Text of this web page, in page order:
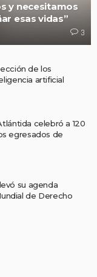
y necesitamos
esas vidas”
3
de los
artificial
celebró a 120
egresados de
su agenda
de Derecho